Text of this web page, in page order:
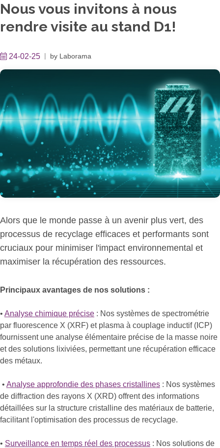
Nous vous invitons à nous
rendre visite au stand D1!
24-02-25 by Laborama
Alors que le monde passe à un avenir plus vert, des
processus de recyclage efficaces et performants sont
cruciaux pour minimiser l'impact environnemental et
maximiser la récupération des ressources.
Principaux avantages de nos solutions :
• Analyse chimique précise : Nos systèmes de spectrométrie
par fluorescence X (XRF) et plasma à couplage inductif (ICP)
fournissent une analyse élémentaire précise de la masse noire
et des solutions lixiviées, permettant une récupération efficace
des métaux.
• Analyse approfondie des phases cristallines : Nos systèmes
de diffraction des rayons X (XRD) offrent des informations
détaillées sur la structure cristalline des matériaux de batterie,
facilitant l'optimisation des processus de recyclage.
• Surveillance en temps réel des processus : Nos solutions de